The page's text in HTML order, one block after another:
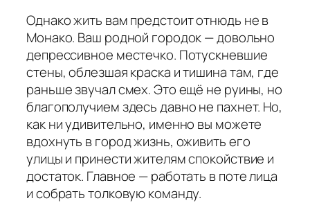
Однако жить вам предстоит отнюдь не в
Монако. Ваш родной городок — довольно
депрессивное местечко. Потускневшие
стены, облезшая краска и тишина там, где
раньше звучал смех. Это ещё не руины, но
благополучием здесь давно не пахнет. Но,
как ни удивительно, именно вы можете
вдохнуть в город жизнь, оживить его
улицы и принести жителям спокойствие и
достаток. Главное — работать в поте лица
и собрать толковую команду.